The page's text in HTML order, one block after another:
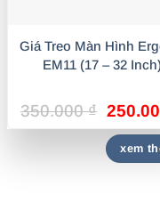
Giá Treo Màn Hình
EM11 (17 – 32 Inch)
350.000₫ Giá
gốc
là:xem